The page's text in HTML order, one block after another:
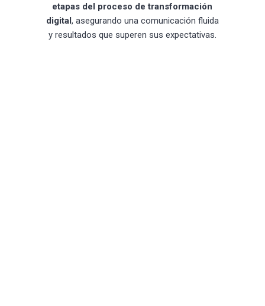
etapas del proceso de transformación
digital, asegurando una comunicación fluida
y resultados que superen sus expectativas.